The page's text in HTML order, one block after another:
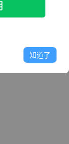
知道了